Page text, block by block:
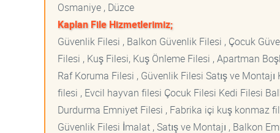
Osmaniye , Düzce
Kaplan File Hizmetlerimiz;
Güvenlik Filesi , Balkon Güvenlik Filesi , Çocuk
Filesi , Kuş Filesi, Kuş Önleme Filesi , Apartman
Raf Koruma Filesi , Güvenlik Filesi Satış ve
filesi , Evcil hayvan filesi Çocuk Filesi Kedi Filesi
Durdurma Emniyet Filesi , Fabrika içi kuş konmaz
Güvenlik Filesi İmalat , Satış ve Montajı , Balkon